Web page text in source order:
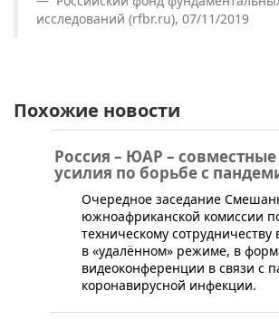
исследований (rfbr.ru), 07/11/2019
Похожие новости
Россия – ЮАР – совместные
усилия по борьбе с
Очередное заседание
южноафриканской комиссии
техническому
в «удалённом» режиме, в
видеоконференции в связи с
коронавирусной инфекции.